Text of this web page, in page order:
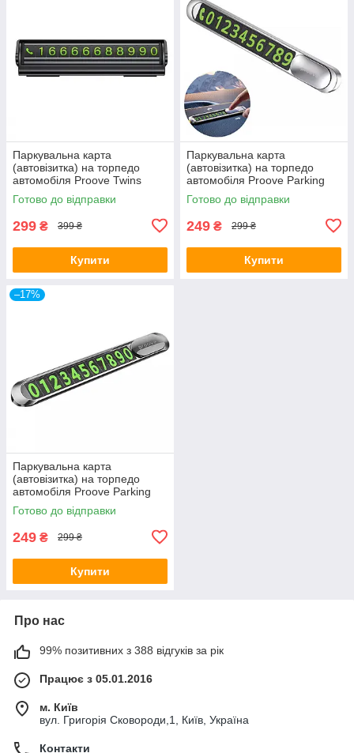
Паркувальна карта
(автовізитка) на торпедо
автомобіля Proove Twins
Parking Number Plate Black
Готово до відправки
299 ₴ 399 ₴
Купити
Паркувальна карта
(автовізитка) на торпедо
автомобіля Proove Parking
Number Plate Metal Lock
Silver
Готово до відправки
249 ₴ 299 ₴
Купити
–17%
Паркувальна карта
(автовізитка) на торпедо
автомобіля Proove Parking
Number Plate Metal Lock Dark
Gray
Готово до відправки
249 ₴ 299 ₴
Купити
Про нас
99% позитивних з 388 відгуків за рік
Працює з 05.01.2016
м. Київ
вул. Григорія Сковороди,1, Київ, Україна
Контакти